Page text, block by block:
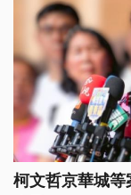
柯文哲京華城